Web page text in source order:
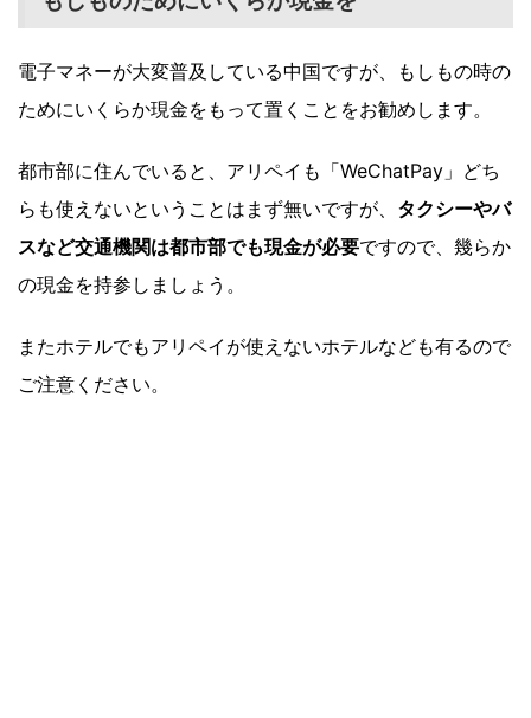
電子マネーが大変普及している中国ですが、もしもの時の
ためにいくらか現金をもって置くことをお勧めします。
都市部に住んでいると、アリペイも「WeChatPay」どち
らも使えないということはまず無いですが、 タクシーやバ
スなど交通機関は都市部でも現金が必要ですので、幾らか
の現金を持参しましょう。
またホテルでもアリペイが使えないホテルなども有るので
ご注意ください。